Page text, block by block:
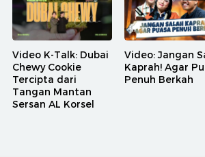
Video K-Talk: Dubai
Chewy Cookie
Tercipta dari
Tangan Mantan
Sersan AL Korsel
Video: Jangan
Kaprah! Agar
Penuh Berkah